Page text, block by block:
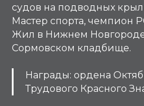
судов на подводных
Мастер спорта, чемпион
Жил в Нижнем
Сормовском кладбище.
Награды: ордена
Трудового Красного